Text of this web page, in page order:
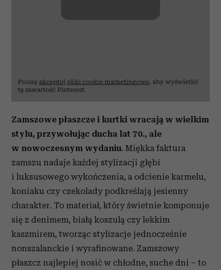
Proszę akceptuj pliki cookie marketingowe, aby wyświetlić
tę zawartość Pinterest.
Zamszowe płaszcze i kurtki wracają w wielkim
stylu, przywołując ducha lat 70., ale
w nowoczesnym wydaniu. Miękka faktura
zamszu nadaje każdej stylizacji głębi
i luksusowego wykończenia, a odcienie karmelu,
koniaku czy czekolady podkreślają jesienny
charakter. To materiał, który świetnie komponuje
się z denimem, białą koszulą czy lekkim
kaszmirem, tworząc stylizacje jednocześnie
nonszalanckie i wyrafinowane. Zamszowy
płaszcz najlepiej nosić w chłodne, suche dni – to